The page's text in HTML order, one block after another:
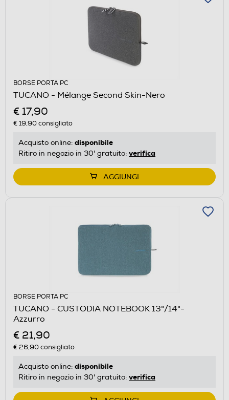
BORSE PORTA PC
TUCANO - Mélange Second Skin-Nero
€ 17,90
€ 19,90consigliato
Acquisto online: disponibile
Ritiro in negozio in 30' gratuito: verifica
AGGIUNGI
BORSE PORTA PC
TUCANO - CUSTODIA NOTEBOOK 13"/14"-
Azzurro
€ 21,90
€ 26,90consigliato
Acquisto online: disponibile
Ritiro in negozio in 30' gratuito: verifica